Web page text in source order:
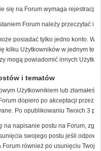
się na Forum wymaga rejestracji
Forum należy przeczytać i
posiadać tylko jedno konto. W
kilku Użytkowników w jednym
mogą powiadomić innych
i tematów
Użytkownikiem lub
dopiero po akceptacji przez
Po opublikowaniu Twoich 3
na napisanie postu na Forum,
swojego postu jeśli
Forum również po usunięciu